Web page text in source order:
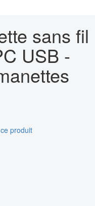
sans fil
USB -
produit